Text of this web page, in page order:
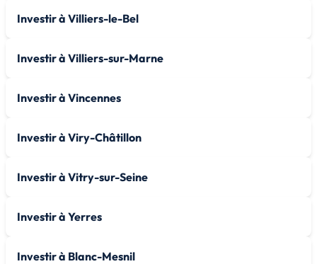
Investir à Villiers-le-Bel
Investir à Villiers-sur-Marne
Investir à Vincennes
Investir à Viry-Châtillon
Investir à Vitry-sur-Seine
Investir à Yerres
Investir à Blanc-Mesnil